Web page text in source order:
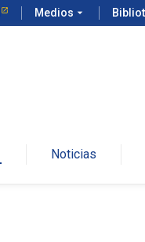
Medios arrow_drop_down
Noticias